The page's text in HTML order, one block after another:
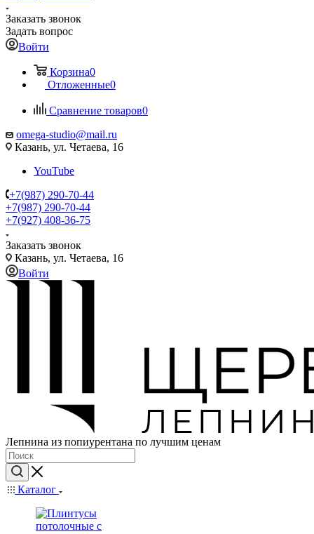
Заказать звонок
Задать вопрос
Войти
Корзина0
Отложенные0
Сравнение товаров0
omega-studio@mail.ru
Казань, ул. Четаева, 16
YouTube
+7(987) 290-70-44
+7(987) 290-70-44
+7(927) 408-36-75
Заказать звонок
Казань, ул. Четаева, 16
Войти
Лепнина из попиурентана по лучшим ценам
Каталог